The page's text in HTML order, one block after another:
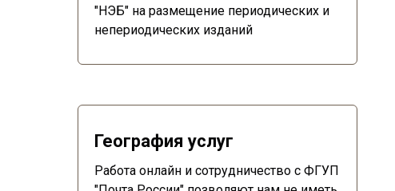
"НЭБ" на размещение периодических и
непериодических изданий
География услуг
Работа онлайн и сотрудничество с ФГУП